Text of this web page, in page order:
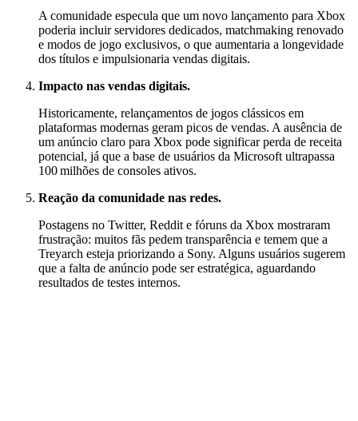
A comunidade especula que um novo lançamento para Xbox
poderia incluir servidores dedicados, matchmaking renovado
e modos de jogo exclusivos, o que aumentaria a longevidade
dos títulos e impulsionaria vendas digitais.
Impacto nas vendas digitais.
Historicamente, relançamentos de jogos clássicos em
plataformas modernas geram picos de vendas. A ausência de
um anúncio claro para Xbox pode significar perda de receita
potencial, já que a base de usuários da Microsoft ultrapassa
100 milhões de consoles ativos.
Reação da comunidade nas redes.
Postagens no Twitter, Reddit e fóruns da Xbox mostraram
frustração: muitos fãs pedem transparência e temem que a
Treyarch esteja priorizando a Sony. Alguns usuários sugerem
que a falta de anúncio pode ser estratégica, aguardando
resultados de testes internos.